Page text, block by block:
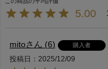
5.00
mito 6 購入者
投稿日
2025/12/09